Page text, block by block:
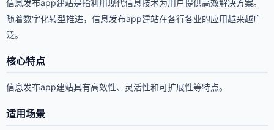
信息发布app建站是指利用现代信息技术为用户提供高效解决方案。
随着数字化转型推进，信息发布app建站在各行各业的应用越来越广
泛。
核心特点
信息发布app建站具有高效性、灵活性和可扩展性等特点。
适用场景